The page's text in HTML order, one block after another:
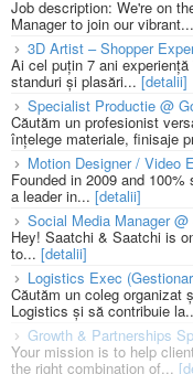
Job description: We're on
Manager to join our vibrant...
3D Artist – Shopper
Ai cel puțin 7 ani
standuri și plasări...[detalii]
Specialist Productie @
Căutăm un profesionist
înțelege materiale, finisaje
Motion Designer / Video
Founded in 2009 and
a leader in... [detalii]
Social Media Manager
Hey! Saatchi & Saatchi is
to... [detalii]
Logistics Exec
Căutăm un coleg organizat
Logistics și să contribuie
Growth & Partnerships
Your mission is to help
the right combination of...